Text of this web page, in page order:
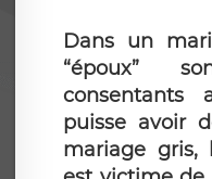
Dans un
“époux”
consentants
puisse avoir
mariage gris,